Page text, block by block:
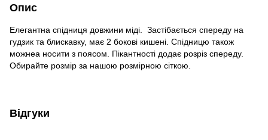
Опис
Елегантна спідниця довжини міді. Застібається спереду на
гудзик та блискавку, має 2 бокові кишені. Спідницю також
можнеа носити з поясом. Пікантності додає розріз спереду.
Обирайте розмір за нашою розмірною сіткою.
Відгуки